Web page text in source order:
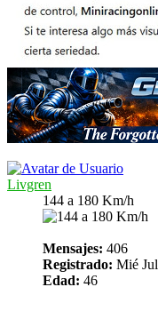
Livgren
144 a 180 Km/h
Mensajes: 406
Registrado: Mié
Edad: 46